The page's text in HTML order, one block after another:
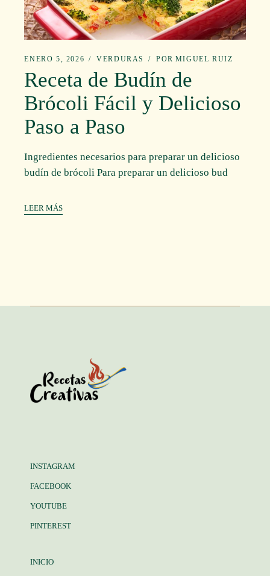
ENERO 5, 2026 VERDURAS POR MIGUEL RUIZ
Receta de Budín de
Brócoli Fácil y Delicioso
Paso a Paso
Ingredientes necesarios para preparar un delicioso
budín de brócoli Para preparar un delicioso bud
LEER MÁS
INSTAGRAM
FACEBOOK
YOUTUBE
PINTEREST
INICIO